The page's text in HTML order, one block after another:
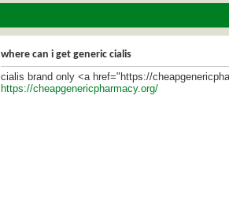
where can i get generic cialis
cialis brand only <a href="https://
https://cheapgenericpharmacy.org/